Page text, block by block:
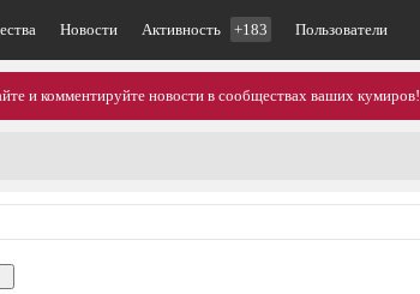
Новости Активность +183 Пользователи
и комментируйте новости в сообществах ваших кумиров!